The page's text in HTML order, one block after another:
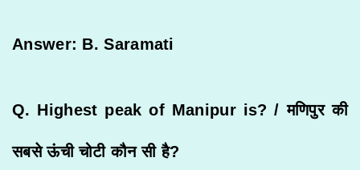
Answer: B. Saramati
Q. Highest peak of Manipur is? /मणिपुर की
सबसे ऊंची चोटी कौन सी है?